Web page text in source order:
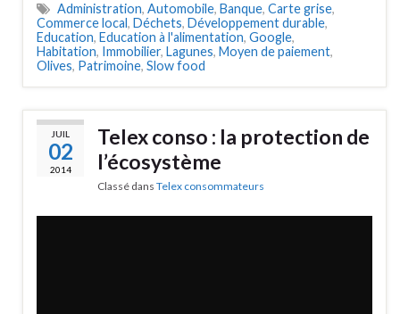
Administration, Automobile, Banque, Carte grise,
Commerce local, Déchets, Développement durable,
Education, Education à l'alimentation, Google,
Habitation, Immobilier, Lagunes, Moyen de paiement,
Olives, Patrimoine, Slow food
JUIL
02
2014
Telex conso : la protection de
l’écosystème
Classé dans Telex consommateurs